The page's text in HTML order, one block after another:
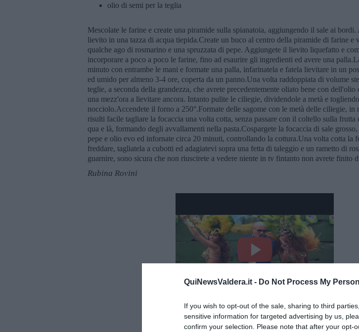
QuiNewsValdera.it - Do Not Process My
If you wish to opt-out of the sale, sharing to third
sensitive information for targeted advertising by us,
confirm your selection. Please note that after your opt-
olio di semi per la teglia
Mescolate le farine e create una piramide sulla spianatoia, aggiungendo il sale ai
lievito in una tazza di acqua tiepida.Create un buco al centro della piramide di farine e
qualche ago di rosmarino e una spruzzata di pepe. Aggiungete il lievito liquefatto e
incorporare a poco a poco le farine, fino ad esaurire gli ingredienti ed avere una
minuto con entrambe le mani e formate una palla, infarinatela e fatela lievitare in un
ed umido per almeno 3-4 ore, coperta da un panno.Una volta raddoppiata di volume
teglie, a seconda della grandezza, che avrete precedentemente oliato bene con dell'olio
una mezz'ora a lievitare ancora. Intanto pulite le ciliegie, dividendole a metà e
nocciolo.Accendete il forno a 250°.Formate delle sagome con le metà delle ciliegie, in
risulti facile tagliare la focaccia una volta cotta, senza passare con il coltello sulla frutta
qua e là, formando degli avvallamenti nella pasta.Cospargete la focaccia di sale
pepe e olio evo ed infornate circa 20 minuti, controllando la cottura.Una volta cotta la
freddare, tagliatela a cubotti ed adagiatevi sopra una fetta di taleggio e un rametto di
guarnire, sono sicura che non riuscirete a vedere niente in tv fintanto non avrete finito
Rubina Rovini
We are one